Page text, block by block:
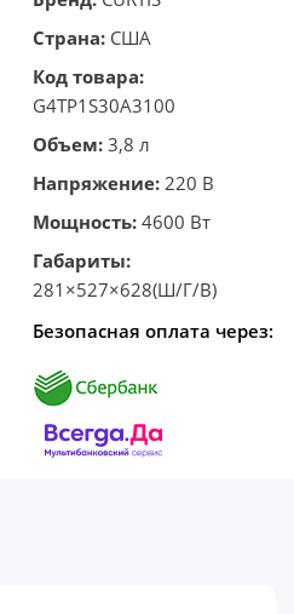
клик
Страна: США
Код товара:
G4TP1S30A3100
Объем: 3,8 л
Напряжение: 220 В
Мощность: 4600 Вт
Габариты:
281×527×628(Ш/Г/В)
Безопасная оплата через: